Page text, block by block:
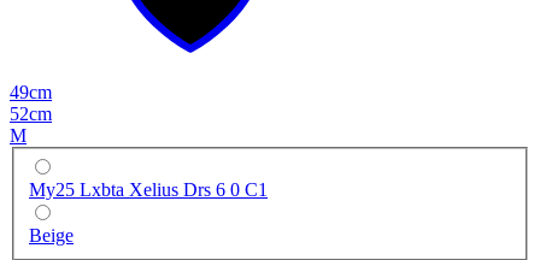
49cm
52cm
M
My25 Lxbta Xelius Drs 6 0 C1
Beige